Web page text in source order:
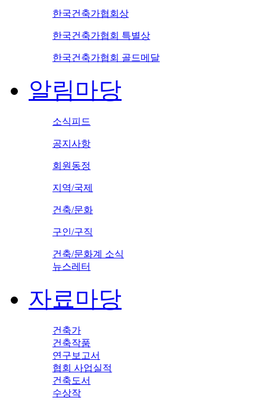
한국건축가협회상
한국건축가협회 특별상
한국건축가협회 골드메달
알림마당
소식피드
공지사항
회원동정
지역/국제
건축/문화
구인/구직
건축/문화계 소식
뉴스레터
자료마당
건축가
건축작품
연구보고서
협회 사업실적
건축도서
수상작